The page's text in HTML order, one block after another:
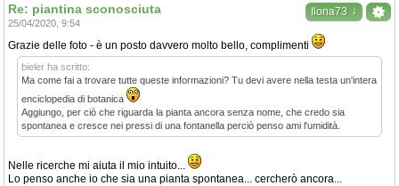
Ilona73 ↓
Re: piantina sconosciuta
25/04/2020, 9:54
Grazie delle foto - è un posto davvero molto bello, complimenti
bieler ha scritto:
Ma come fai a trovare tutte queste informazioni? Tu devi avere nella testa un'intera
enciclopedia di botanica
Aggiungo, per ciò che riguarda la pianta ancora senza nome, che credo sia
spontanea e cresce nei pressi di una fontanella perciò penso ami l'umidità.
Nelle ricerche mi aiuta il mio intuito...
Lo penso anche io che sia una pianta spontanea... cercherò ancora...